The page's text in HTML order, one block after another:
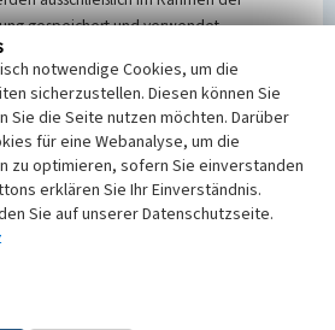
gespeichert und verwendet.
entsprechend der Vorschriften des
NRW und der seit
Datenschutzgrundverordnung
beachten Sie bitte unsere
notwendige Cookies, um die
sicherzustellen. Diesen können Sie
Sie die Seite nutzen möchten. Darüber
für eine Webanalyse, um die
zu optimieren, sofern Sie einverstanden
erklären Sie Ihr Einverständnis.
Sie auf unserer Datenschutzseite.